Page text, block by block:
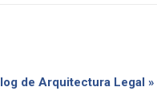
de Arquitectura Legal